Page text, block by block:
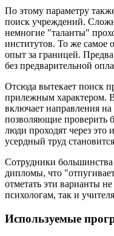
По этому параметру
поиск учреждений.
немногие "таланты"
институтов. То же самое
опыт за границей.
без предварительной
Отсюда вытекает поиск
прилежным характером.
включает направления
позволяющие проверить
люди проходят через это
усердный труд
Сотрудники
дипломы, что
отметать эти варианты
психологам, так и
Используемые